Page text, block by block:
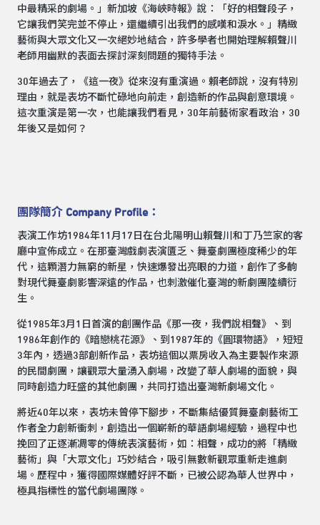
中最精采的劇場。」新加坡《海峽時報》說：「好的相聲段子，
它讓我們笑完並不停止，還繼續引出我們的感嘆和淚水。」精緻
藝術與大眾文化又一次絕妙地結合，許多學者也開始理解賴聲川
老師用幽默的表面去探討深刻問題的獨特手法。
30年過去了，《這一夜》從來沒有重演過。賴老師說，沒有特別
理由，就是表坊不斷忙碌地向前走，創造新的作品與創意環境。
這次重演是第一次，也能讓我們看見，30年前藝術家看政治，30
年後又是如何？
團隊簡介 Company Profile：
表演工作坊1984年11月17日在台北陽明山賴聲川和丁乃竺家的客
廳中宣佈成立。在那臺灣戲劇表演匱乏、舞臺劇團極度稀少的年
代，這顆潛力無窮的新星，快速爆發出亮眼的力道，創作了多齣
對現代舞臺劇影響深遠的作品，也刺激催化臺灣的新劇團陸續衍
生。
從1985年3月1日首演的創團作品《那一夜，我們說相聲》、到
1986年創作的《暗戀桃花源》、到1987年的《圓環物語》，短短
3年內，透過3部創新作品，表坊這個以票房收入為主要製作來源
的民間劇團，讓觀眾大量湧入劇場，改變了華人劇場的面貌，與
同時創造力旺盛的其他劇團，共同打造出臺灣新劇場文化。
將近40年以來，表坊未曾停下腳步，不斷集結優質舞臺劇藝術工
作者全力創新衝刺，創造出一個嶄新的華語劇場經驗，過程中也
挽回了正逐漸凋零的傳統表演藝術，如：相聲，成功的將「精緻
藝術」與「大眾文化」巧妙結合，吸引無數新觀眾重新走進劇
場。歷程中，獲得國際媒體好評不斷，已被公認為華人世界中，
極具指標性的當代劇場團隊。